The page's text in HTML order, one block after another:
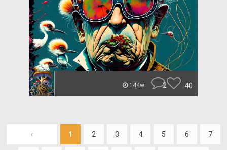
144w 2 40
‹ 1 2 3 4 5 6 7